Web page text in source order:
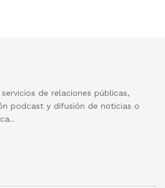
de relaciones públicas,
podcast y difusión de noticias o